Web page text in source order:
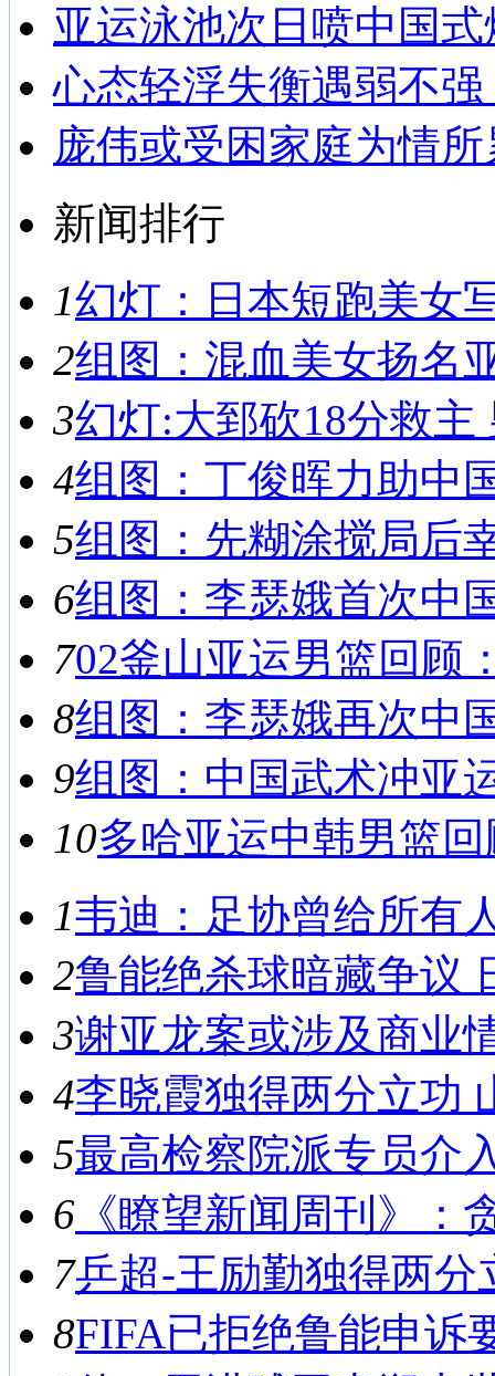
亚运泳池次日喷中国
心态轻浮失衡遇弱不
庞伟或受困家庭为情
新闻排行
1幻灯：日本短跑美女
2组图：混血美女扬名
3幻灯:大郅砍18分救主
4组图：丁俊晖力助中
5组图：先糊涂搅局后
6组图：李瑟娥首次中
702釜山亚运男篮回顾
8组图：李瑟娥再次中
9组图：中国武术冲亚
10多哈亚运中韩男篮
1韦迪：足协曾给所有
2鲁能绝杀球暗藏争议
3谢亚龙案或涉及商业
4李晓霞独得两分立功
5最高检察院派专员介
6 《瞭望新闻周刊》：
7乒超-王励勤独得两分
8FIFA已拒绝鲁能申诉